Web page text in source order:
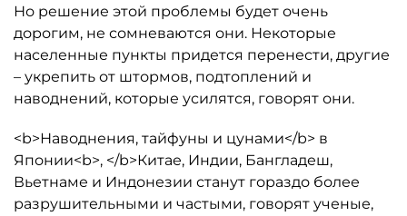
Но решение этой проблемы будет очень
дорогим, не сомневаются они. Некоторые
населенные пункты придется перенести, другие
– укрепить от штормов, подтоплений и
наводнений, которые усилятся, говорят они.
<b>Наводнения, тайфуны и цунами</b> в
Японии<b>, </b>Китае, Индии, Бангладеш,
Вьетнаме и Индонезии станут гораздо более
разрушительными и частыми, говорят ученые,